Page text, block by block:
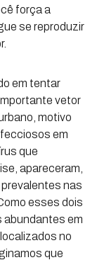
força a
se reproduzir
em tentar
vetor
motivo
em
que
apareceram,
nas
esses dois
abundantes em
no
que